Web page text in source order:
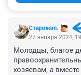
Старожил.
27 января 2024,
Молодцы, благое
хозяевам, а